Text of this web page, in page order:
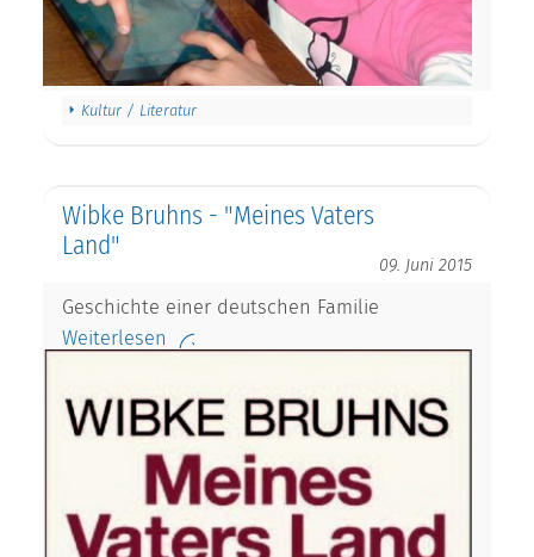
Kultur / Literatur
Wibke Bruhns - "Meines Vaters
Land"
09. Juni 2015
Geschichte einer deutschen Familie
Weiterlesen